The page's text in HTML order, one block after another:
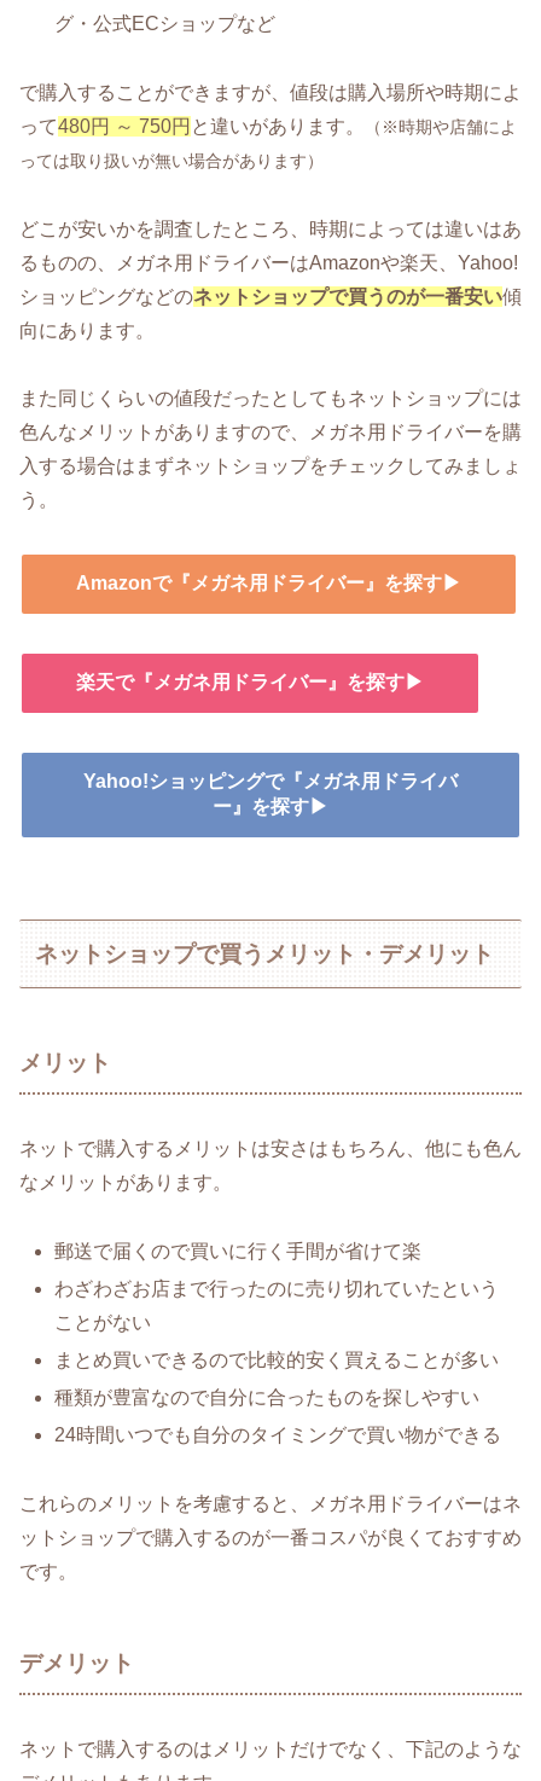
グ・公式ECショップなど
で購入することができますが、値段は購入場所や時期によ
って480円 ～ 750円 と違いがあります。
（※時期や店舗によ
っては取り扱いが無い場合があります）
どこが安いかを調査したところ、時期によっては違いはあ
るものの、メガネ用ドライバーはAmazonや楽天、Yahoo!
ショッピングなどのネットショップで買うのが一番安い傾
向にあります。
また同じくらいの値段だったとしてもネットショップには
色んなメリットがありますので、メガネ用ドライバーを購
入する場合はまずネットショップをチェックしてみましょ
う。
Amazonで『メガネ用ドライバー』を探す▶
楽天で『メガネ用ドライバー』を探す▶
Yahoo!ショッピングで『メガネ用ドライバ
ー』を探す▶
ネットショップで買うメリット・デメリット
メリット
ネットで購入するメリットは安さはもちろん、他にも色ん
なメリットがあります。
郵送で届くので買いに行く手間が省けて楽
わざわざお店まで行ったのに売り切れていたという
ことがない
まとめ買いできるので比較的安く買えることが多い
種類が豊富なので自分に合ったものを探しやすい
24時間いつでも自分のタイミングで買い物ができる
これらのメリットを考慮すると、メガネ用ドライバーはネ
ットショップで購入するのが一番コスパが良くておすすめ
です。
デメリット
ネットで購入するのはメリットだけでなく、下記のような